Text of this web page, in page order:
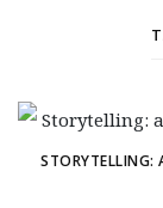
STORYTELLING: